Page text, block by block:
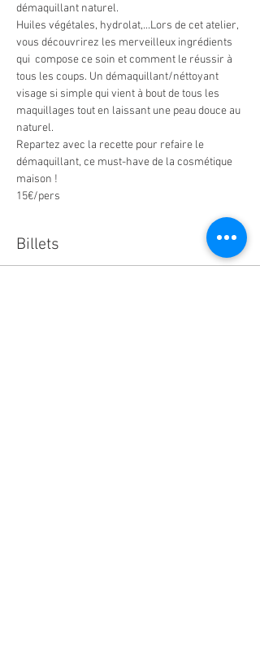
démaquillant naturel.
Huiles végétales, hydrolat,...Lors de cet atelier,
vous découvrirez les merveilleux ingrédients
qui  compose ce soin et comment le réussir à
tous les coups. Un démaquillant/néttoyant
visage si simple qui vient à bout de tous les
maquillages tout en laissant une peau douce au
naturel.
Repartez avec la recette pour refaire le
démaquillant, ce must-have de la cosmétique
maison !
15€/pers
Billets